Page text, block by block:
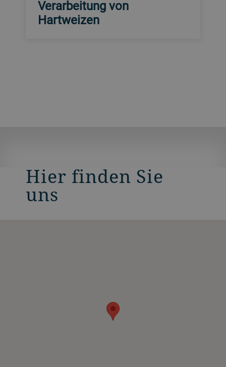
Verarbeitung von
Hartweizen
Hier finden Sie
uns